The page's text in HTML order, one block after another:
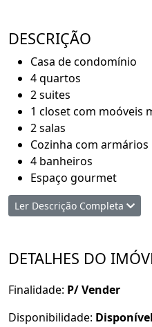
DESCRIÇÃO
Casa de condomínio
4 quartos
2 suites
1 closet com moóveis
2 salas
Cozinha com armários
4 banheiros
Espaço gourmet
Churrasqueira
Energia solar
Próximo de farmácias,
Venha fazer uma
Imobiliárias - conta to
Ler Descrição Completa
DETALHES DO
Finalidade: P/ Vender
Disponibilidade: Disponível